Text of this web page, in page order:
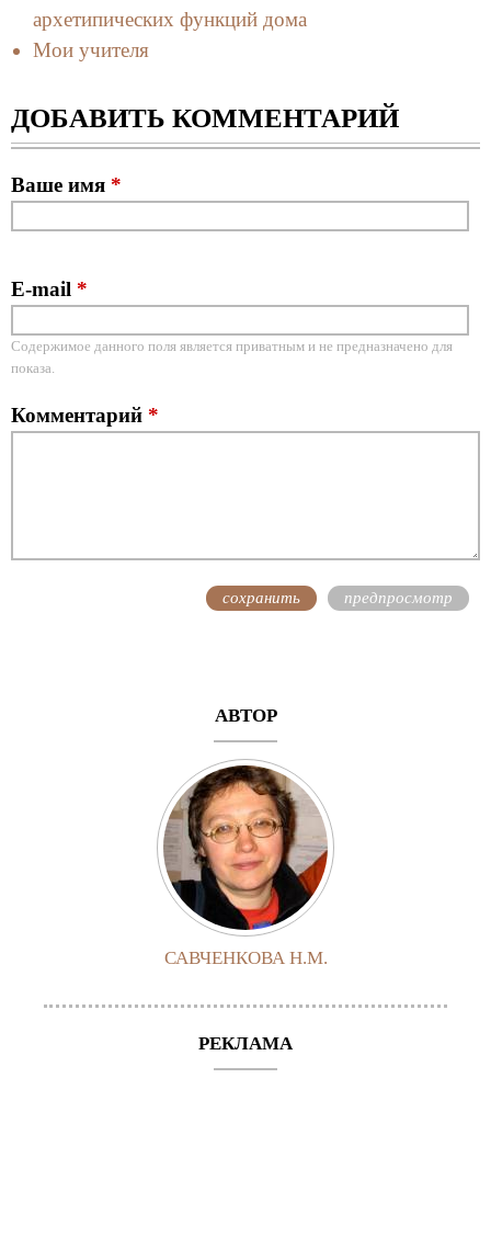
архетипических функций дома
Мои учителя
ДОБАВИТЬ КОММЕНТАРИЙ
Ваше имя *
E-mail *
Содержимое данного поля является приватным и не предназначено для
показа.
Комментарий *
АВТОР
САВЧЕНКОВА Н.М.
РЕКЛАМА